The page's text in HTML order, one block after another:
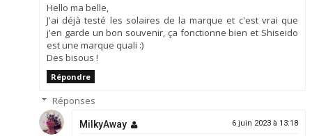
Hello ma belle,
J'ai déjà testé les solaires de la marque et c'est vrai que
j'en garde un bon souvenir, ça fonctionne bien et Shiseido
est une marque quali :)
Des bisous !
Répondre
Réponses
MilkyAway 6 juin 2023 à 13:18